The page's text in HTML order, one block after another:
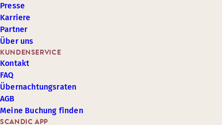
SCANDIC APP
KUNDENSERVICE
Kontakt
FAQ
Übernachtungsraten
AGB
Meine Buchung finden
Presse
Karriere
Partner
Über uns